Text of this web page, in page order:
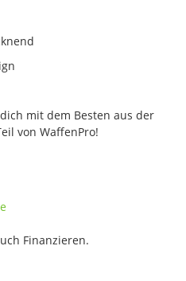
mit dem Besten aus der
von WaffenPro!
Finanzieren.